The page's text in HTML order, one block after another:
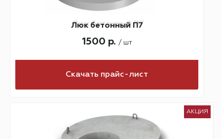
Люк бетонный П7
1500 р. / шт
Скачать прайс-лист
АКЦИЯ